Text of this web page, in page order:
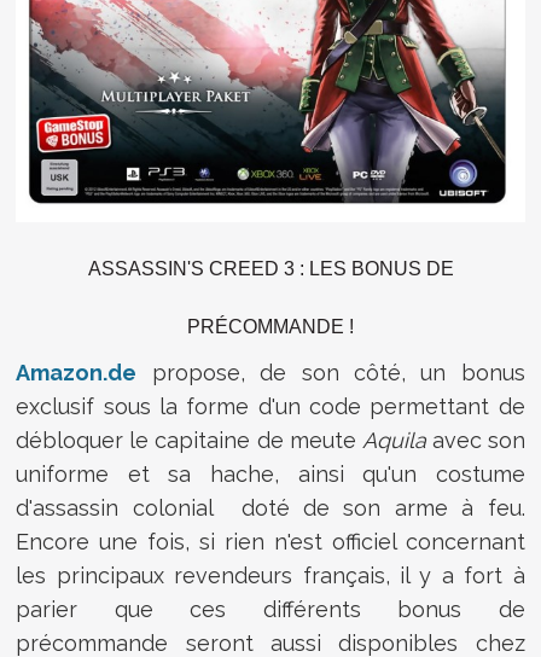
ASSASSIN'S CREED 3 : LES BONUS DE
PRÉCOMMANDE !
Amazon.de propose, de son côté, un bonus
exclusif sous la forme d'un code permettant de
débloquer le capitaine de meute Aquilaavec son
uniforme et sa hache, ainsi qu'un costume
d'assassin colonial doté de son arme à feu.
Encore une fois, si rien n'est officiel concernant
les principaux revendeurs français, il y a fort à
parier que ces différents bonus de
précommande seront aussi disponibles chez